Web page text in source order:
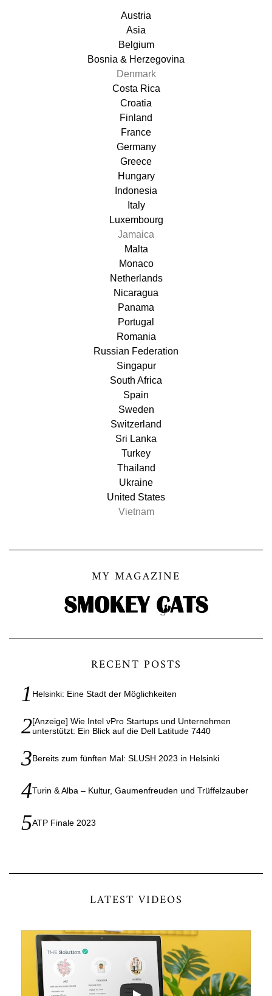
Austria
Asia
Belgium
Bosnia & Herzegovina
Denmark
Costa Rica
Croatia
Finland
France
Germany
Greece
Hungary
Indonesia
Italy
Luxembourg
Jamaica
Malta
Monaco
Netherlands
Nicaragua
Panama
Portugal
Romania
Russian Federation
Singapur
South Africa
Spain
Sweden
Switzerland
Sri Lanka
Turkey
Thailand
Ukraine
United States
Vietnam
MY MAGAZINE
RECENT POSTS
Helsinki: Eine Stadt der Möglichkeiten
[Anzeige] Wie Intel vPro Startups und Unternehmen
unterstützt: Ein Blick auf die Dell Latitude 7440
Bereits zum fünften Mal: SLUSH 2023 in Helsinki
Turin & Alba – Kultur, Gaumenfreuden und Trüffelzauber
ATP Finale 2023
LATEST VIDEOS